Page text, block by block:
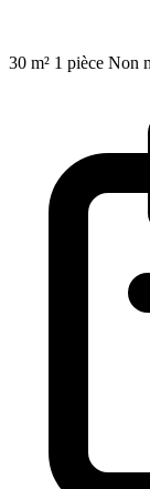
30 m² 1 pièce Non